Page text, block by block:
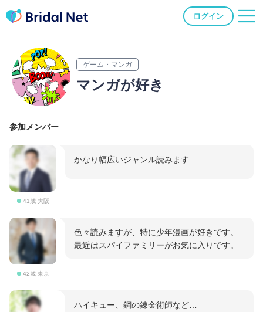
ログイン
ゲーム・マンガ
マンガが好き
参加メンバー
41歳 大阪
かなり幅広いジャンル読みます
42歳 東京
色々読みますが、特に少年漫画が好きです。
最近はスパイファミリーがお気に入りです。
ハイキュー、鋼の錬金術師など…